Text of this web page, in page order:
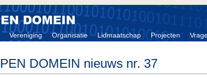
Vereniging Organisatie Lidmaatschap Projecten
DOMEIN nieuws nr. 37